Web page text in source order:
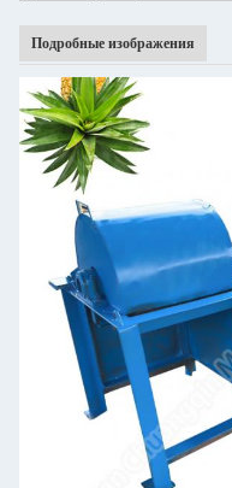
Подробные изображения